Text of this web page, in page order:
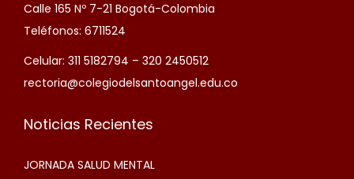
Calle 165 Nº 7-21 Bogotá-Colombia
Teléfonos: 6711524
Celular: 311 5182794 – 320 2450512
rectoria@colegiodelsantoangel.edu.co
Noticias Recientes
JORNADA SALUD MENTAL